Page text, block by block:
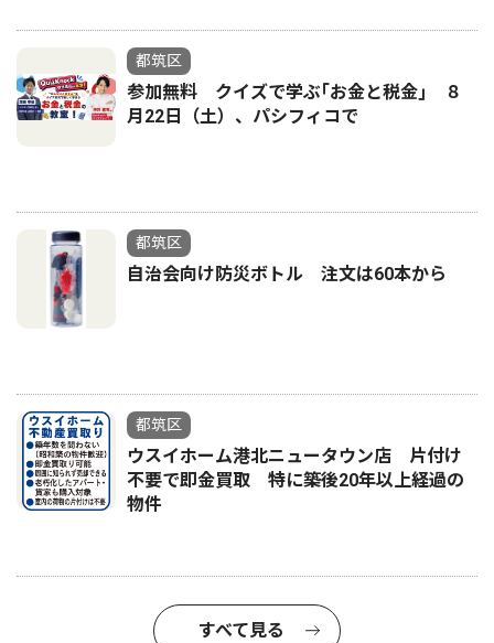
都筑区
参加無料 クイズで学ぶ｢お金と税金｣ ８
月22日（土）、パシフィコで
都筑区
自治会向け防災ボトル 注文は60本から
都筑区
ウスイホーム港北ニュータウン店 片付け
不要で即金買取 特に築後20年以上経過の
物件
すべて見る